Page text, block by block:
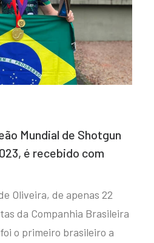
Mundial de Shotgun
é recebido com
Oliveira, de apenas 22
da Companhia Brasileira
o primeiro brasileiro a